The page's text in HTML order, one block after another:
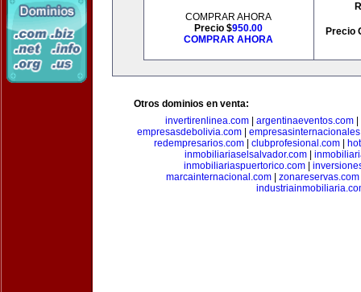
COMPRAR AHORA
Precio $950.00
COMPRAR AHORA
Precio
Otros dominios en venta:
invertirenlinea.com| argentinaeventos.com|
empresasdebolivia.com|
redempresarios.com
clubprofesional.com
inmobiliariaselsalvador.com|
inmobiliariaspuertorico.com
marcainternacional.com| zonareservas.com